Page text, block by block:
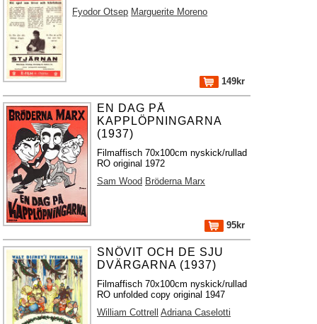
Fyodor Otsep Marguerite Moreno
149kr
EN DAG PÅ
KAPPLÖPNINGARNA
(1937)
Filmaffisch 70x100cm nyskick/rullad
RO original 1972
Sam Wood Bröderna Marx
95kr
SNÖVIT OCH DE SJU
DVÄRGARNA (1937)
Filmaffisch 70x100cm nyskick/rullad
RO unfolded copy original 1947
William Cottrell
Adriana Caselotti